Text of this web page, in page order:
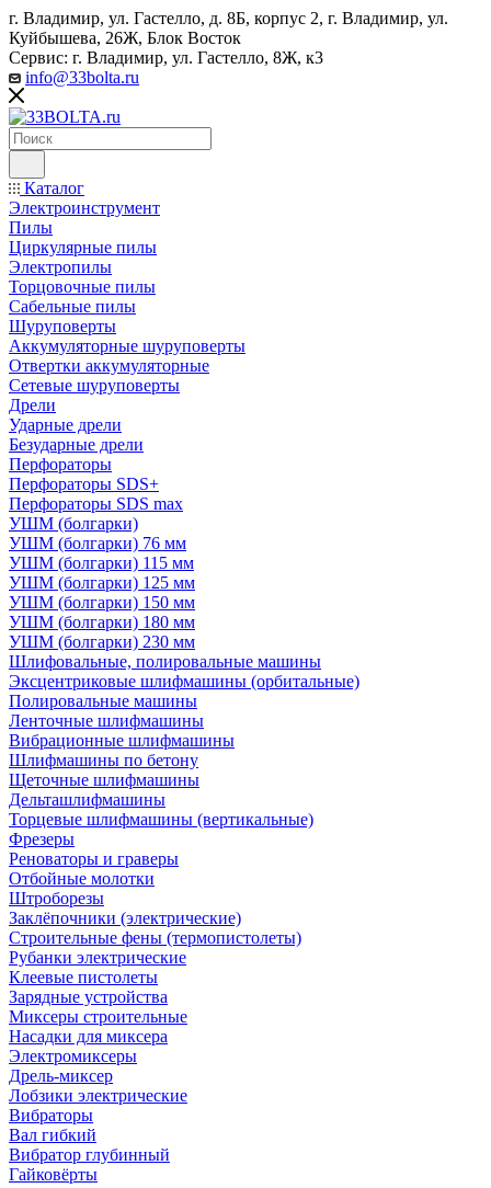
г. Владимир, ул. Гастелло, д. 8Б, корпус 2, г. Владимир, ул. ​
Куйбышева, 26Ж, Блок Восток
Сервис: г. Владимир, ул. Гастелло, 8Ж, к3
info@33bolta.ru
Каталог
Электроинструмент
Пилы
Циркулярные пилы
Электропилы
Торцовочные пилы
Сабельные пилы
Шуруповерты
Аккумуляторные шуруповерты
Отвертки аккумуляторные
Сетевые шуруповерты
Дрели
Ударные дрели
Безударные дрели
Перфораторы
Перфораторы SDS+
Перфораторы SDS max
УШМ (болгарки)
УШМ (болгарки) 76 мм
УШМ (болгарки) 115 мм
УШМ (болгарки) 125 мм
УШМ (болгарки) 150 мм
УШМ (болгарки) 180 мм
УШМ (болгарки) 230 мм
Шлифовальные, полировальные машины
Эксцентриковые шлифмашины (орбитальные)
Полировальные машины
Ленточные шлифмашины
Вибрационные шлифмашины
Шлифмашины по бетону
Щеточные шлифмашины
Дельташлифмашины
Торцевые шлифмашины (вертикальные)
Фрезеры
Реноваторы и граверы
Отбойные молотки
Штроборезы
Заклёпочники (электрические)
Строительные фены (термопистолеты)
Рубанки электрические
Клеевые пистолеты
Зарядные устройства
Миксеры строительные
Насадки для миксера
Электромиксеры
Дрель-миксер
Лобзики электрические
Вибраторы
Вал гибкий
Вибратор глубинный
Гайковёрты